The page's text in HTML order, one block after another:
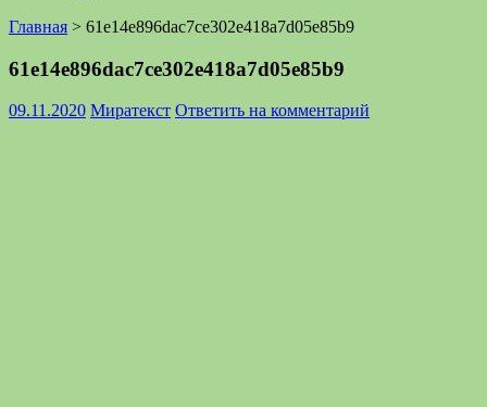
Главная > 61e14e896dac7ce302e418a7d05e85b9
61e14e896dac7ce302e418a7d05e85b9
09.11.2020 Миратекст Ответить на комментарий